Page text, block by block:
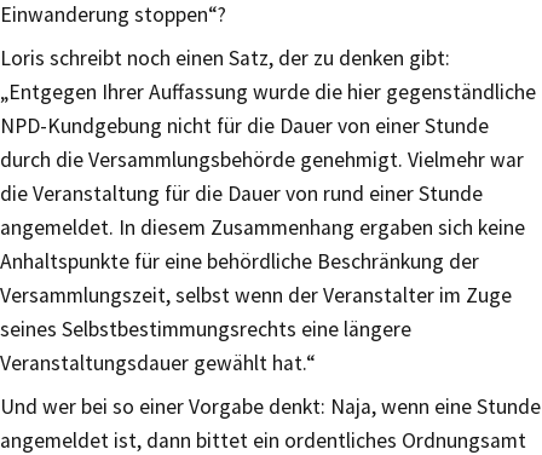
Einwanderung stoppen“?
Loris schreibt noch einen Satz, der zu denken gibt:
„Entgegen Ihrer Auffassung wurde die hier gegenständliche
NPD-Kundgebung nicht für die Dauer von einer Stunde
durch die Versammlungsbehörde genehmigt. Vielmehr war
die Veranstaltung für die Dauer von rund einer Stunde
angemeldet. In diesem Zusammenhang ergaben sich keine
Anhaltspunkte für eine behördliche Beschränkung der
Versammlungszeit, selbst wenn der Veranstalter im Zuge
seines Selbstbestimmungsrechts eine längere
Veranstaltungsdauer gewählt hat.“
Und wer bei so einer Vorgabe denkt: Naja, wenn eine Stunde
angemeldet ist, dann bittet ein ordentliches Ordnungsamt